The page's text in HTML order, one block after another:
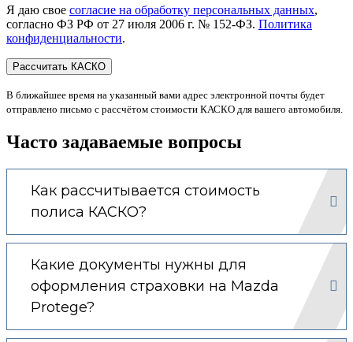
Я даю свое согласие на обработку персональных данных,
согласно ФЗ РФ от 27 июля 2006 г. № 152-ФЗ. Политика
конфиденциальности.
В ближайшее время на указанный вами адрес электронной почты будет
отправлено письмо с рассчётом стоимости КАСКО для вашего автомобиля.
Часто задаваемые вопросы
Как рассчитывается стоимость
полиса КАСКО?
Какие документы нужны для
оформления страховки на Mazda
Protege?